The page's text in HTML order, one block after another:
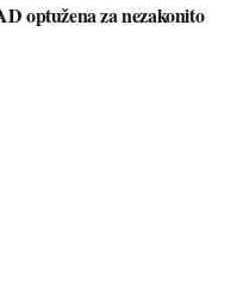
optužena za nezakonito